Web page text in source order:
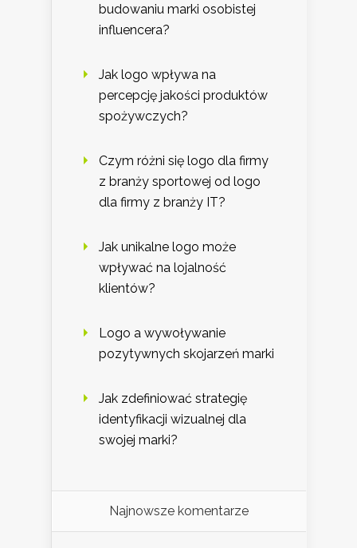
budowaniu marki osobistej
influencera?
Jak logo wpływa na
percepcję jakości produktów
spożywczych?
Czym różni się logo dla firmy
z branży sportowej od logo
dla firmy z branży IT?
Jak unikalne logo może
wpływać na lojalność
klientów?
Logo a wywoływanie
pozytywnych skojarzeń marki
Jak zdefiniować strategię
identyfikacji wizualnej dla
swojej marki?
Najnowsze komentarze